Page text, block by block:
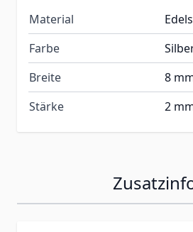
Material
Farbe
Breite
8
Stärke
2